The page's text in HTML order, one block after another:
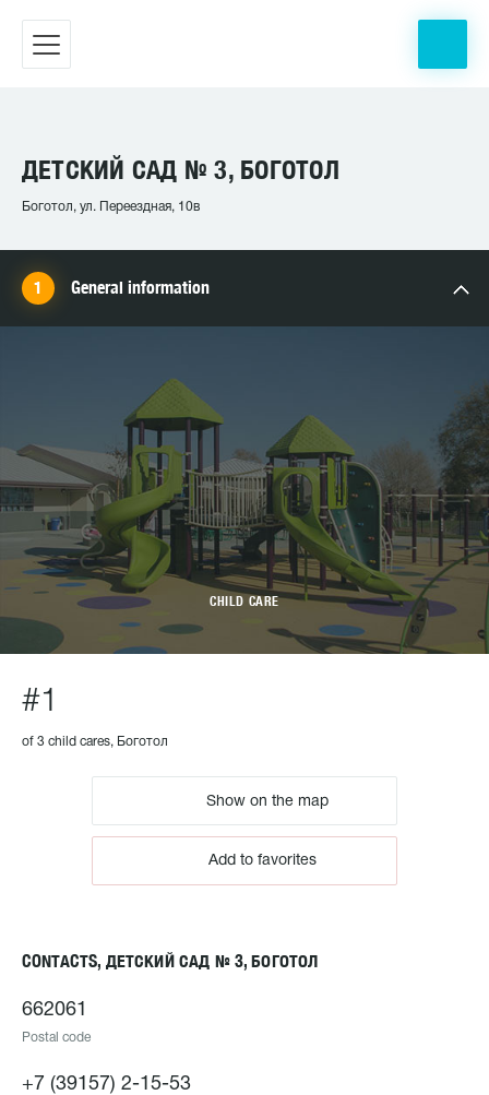
ДЕТСКИЙ САД № 3, БОГОТОЛ
Боготол, ул. Переездная, 10в
General information
CHILD CARE
#1
of 3 child cares, Боготол
Show on the map
Add to favorites
CONTACTS, ДЕТСКИЙ САД № 3, БОГОТОЛ
662061
Postal code
+7 (39157) 2-15-53